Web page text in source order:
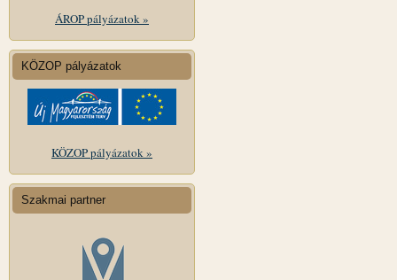
ÁROP pályázatok »
KÖZOP pályázatok
KÖZOP pályázatok »
Szakmai partner